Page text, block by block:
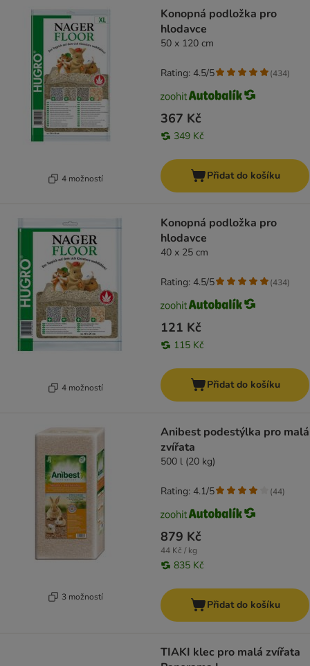
4 možností
Konopná podložka pro
hlodavce
50 x 120 cm
367 Kč
349 Kč
Rating: 4.5/5 (434)
Přidat do košíku
4 možností
Konopná podložka pro
hlodavce
40 x 25 cm
121 Kč
115 Kč
Rating: 4.5/5 (434)
Přidat do košíku
3 možností
Anibest podestýlka pro malá
zvířata
500 l (20 kg)
879 Kč
44 Kč / kg
835 Kč
Rating: 4.1/5 (44)
Přidat do košíku
TIAKI klec pro malá zvířata